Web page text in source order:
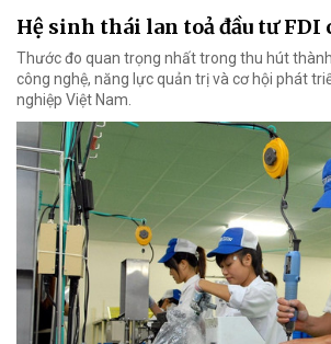
Hệ sinh thái lan toả đầu tư FDI
Thước đo quan trọng nhất trong thu hút
công nghệ, năng lực quản trị và cơ hội phát
nghiệp Việt Nam.